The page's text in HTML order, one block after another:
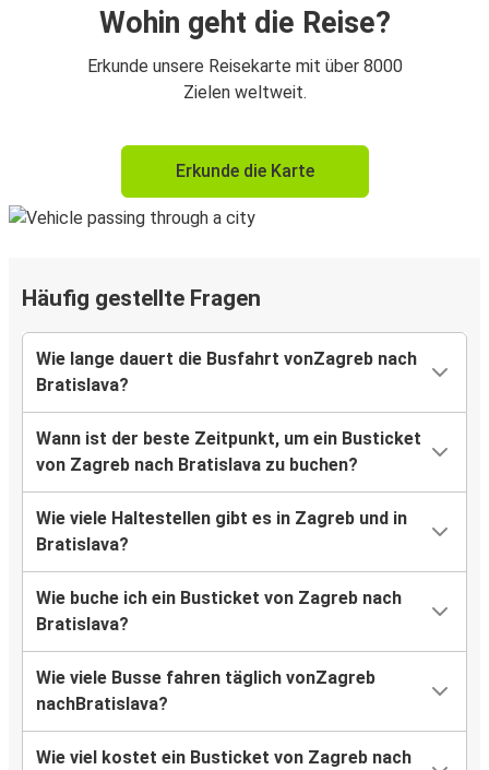
Wohin geht die Reise?
Erkunde unsere Reisekarte mit über 8000
Zielen weltweit.
Erkunde die Karte
Häufig gestellte Fragen
Wie lange dauert die Busfahrt vonZagreb nach
Bratislava?
Wann ist der beste Zeitpunkt, um ein Busticket
von Zagreb nach Bratislava zu buchen?
Wie viele Haltestellen gibt es in Zagreb und in
Bratislava?
Wie buche ich ein Busticket von Zagreb nach
Bratislava?
Wie viele Busse fahren täglich vonZagreb
nachBratislava?
Wie viel kostet ein Busticket von Zagreb nach